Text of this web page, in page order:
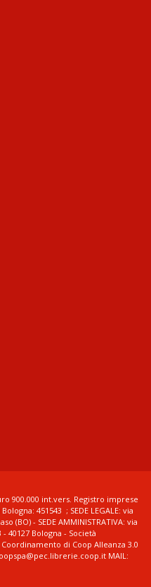
900.000 int.vers. Registro imprese
451543 ; SEDE LEGALE: via
(BO) - SEDE AMMINISTRATIVA: via
40127 Bologna - Società
di Coop Alleanza 3.0
MAIL: